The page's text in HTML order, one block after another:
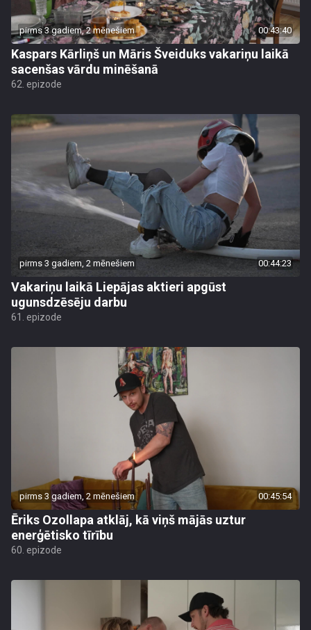
pirms 3 gadiem, 2 mēnešiem 00:43:40
Kaspars Kārliņš un Māris Šveiduks vakariņu laikā
sacenšas vārdu minēšanā
62. epizode
pirms 3 gadiem, 2 mēnešiem 00:44:23
Vakariņu laikā Liepājas aktieri apgūst
ugunsdzēsēju darbu
61. epizode
pirms 3 gadiem, 2 mēnešiem 00:45:54
Ēriks Ozollapa atklāj, kā viņš mājās uztur
enerģētisko tīrību
60. epizode